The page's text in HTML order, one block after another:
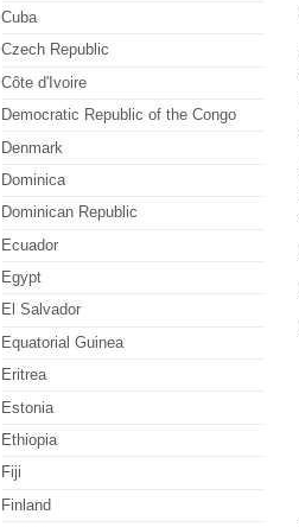
Cuba
Czech Republic
Côte d'Ivoire
Democratic Republic of the Congo
Denmark
Dominica
Dominican Republic
Ecuador
Egypt
El Salvador
Equatorial Guinea
Eritrea
Estonia
Ethiopia
Fiji
Finland